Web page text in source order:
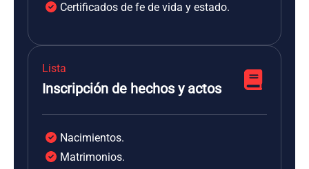
Certificados de fe de vida y estado.
Lista
Inscripción de hechos y actos
Nacimientos.
Matrimonios.